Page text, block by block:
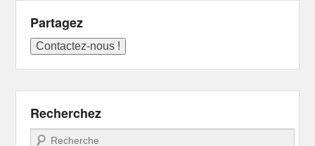
Partagez
Recherchez
Recherche